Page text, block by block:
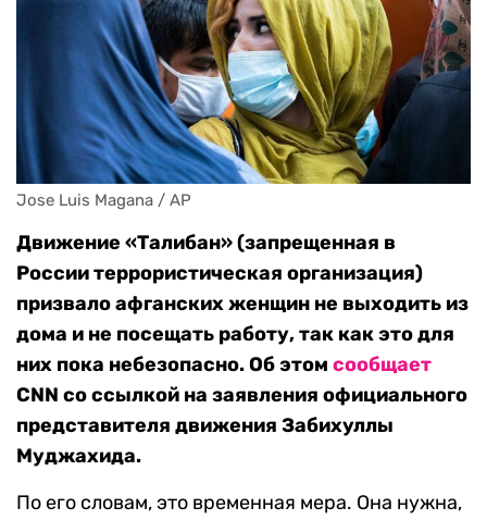
Jose Luis Magana / AP
Движение «Талибан» (запрещенная в
России террористическая организация)
призвало афганских женщин не выходить из
дома и не посещать работу, так как это для
них пока небезопасно. Об этом сообщает
CNN со ссылкой на заявления официального
представителя движения Забихуллы
Муджахида.
По его словам, это временная мера. Она нужна,